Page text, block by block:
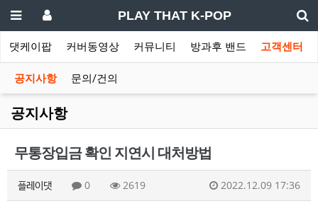
PLAY THAT K-POP
댓케이팝 커버동영상 커뮤니티 방과후 밴드 고객센터
공지사항 문의/건의
공지사항
무통장입금 확인 지연시 대처방법
플레이댓 0 2619 2022.12.09 17:36